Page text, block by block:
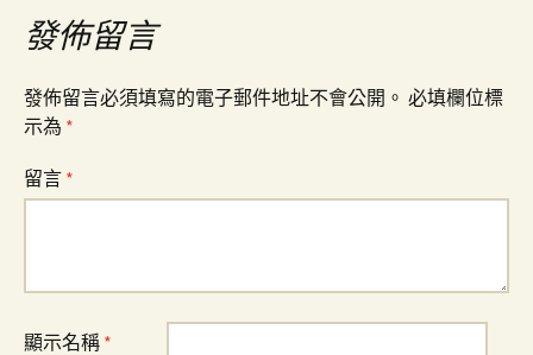
覽發佈留言
發佈留言必須填寫的電子郵件地址不會公開。 必填欄位標
示為 *
留言 *
顯示名稱 *